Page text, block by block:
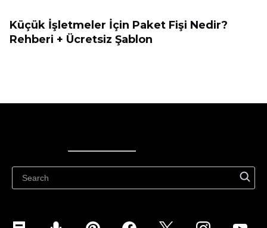
Küçük İşletmeler İçin Paket Fişi Nedir?
Rehberi + Ücretsiz Şablon